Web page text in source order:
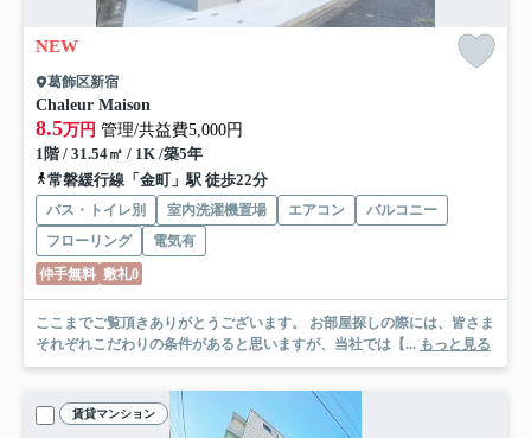
NEW
葛飾区新宿
Chaleur Maison
8.5万円 管理/共益費5,000円
1階 / 31.54㎡ / 1K /築5年
常磐緩行線「金町」駅 徒歩22分
バス・トイレ別 室内洗濯機置場 エアコン
バルコニー
フローリング
電気有
仲手無料 敷礼0
ここまでご覧頂きありがとうございます。 お部屋探しの際には、皆さま
それぞれこだわりの条件があると思いますが、当社では【... もっと見る
賃貸マンション